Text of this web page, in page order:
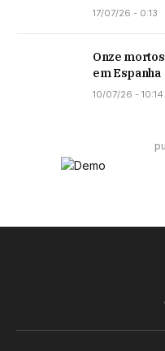
17/07/26 - 0:13
Onze
em Espanha
10/07/26 - 10:14